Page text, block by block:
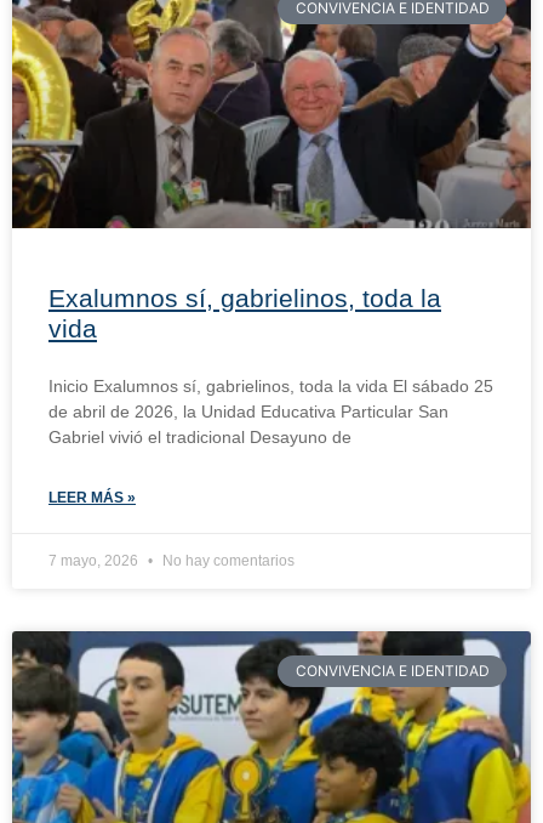
CONVIVENCIA E IDENTIDAD
Exalumnos sí, gabrielinos, toda la
vida
Inicio Exalumnos sí, gabrielinos, toda la vida El sábado 25
de abril de 2026, la Unidad Educativa Particular San
Gabriel vivió el tradicional Desayuno de
LEER MÁS »
7 mayo, 2026 No hay comentarios
CONVIVENCIA E IDENTIDAD